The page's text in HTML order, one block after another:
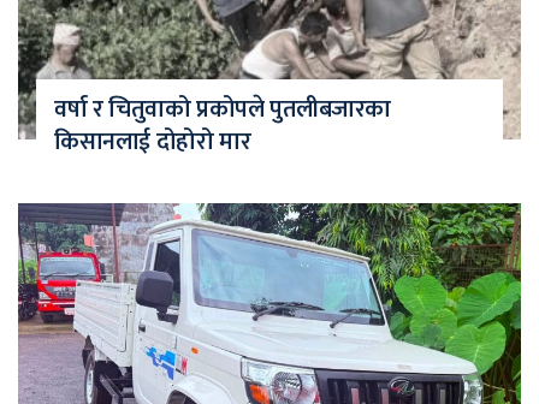
वर्षा र चितुवाको प्रकोपले पुतलीबजारका
किसानलाई दोहोरो मार